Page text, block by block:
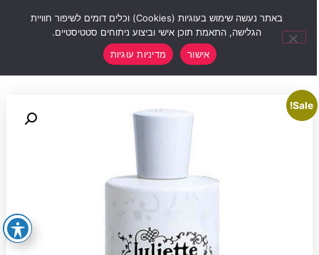
Sale!
באתר נעשה שימוש בעוגיות (Cookies) וכלים דומים לשיפור חוויית
הגלישה, התאמת תוכן אישי וביצוע ניתוחים סטטיסטיים.
אישור
מדיניות עוגיות